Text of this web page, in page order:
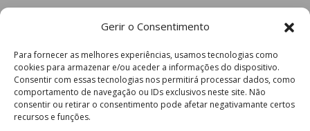
Gerir o Consentimento
Para fornecer as melhores experiências, usamos tecnologias como
cookies para armazenar e/ou aceder a informações do dispositivo.
Consentir com essas tecnologias nos permitirá processar dados, como
comportamento de navegação ou IDs exclusivos neste site. Não
consentir ou retirar o consentimento pode afetar negativamante certos
recursos e funções.